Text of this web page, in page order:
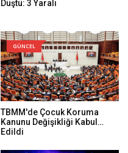
Düştü: 3 Yaralı
GÜNCEL
TBMM'de Çocuk Koruma
Kanunu Değişikliği Kabul
Edildi